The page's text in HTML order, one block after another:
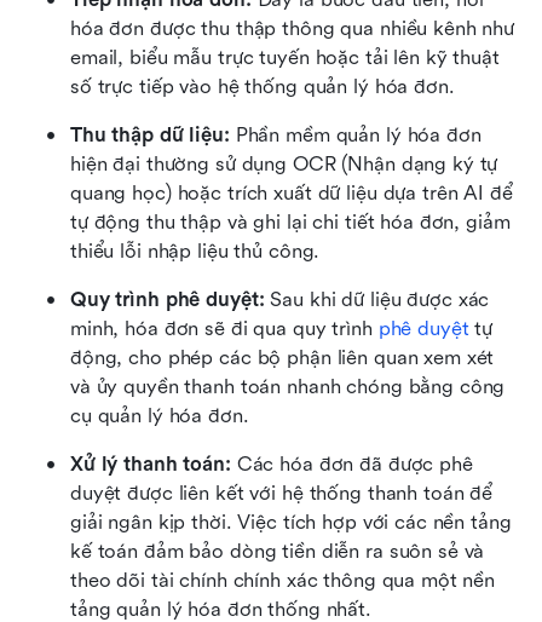
hóa đơn được thu thập thông qua nhiều kênh như
email, biểu mẫu trực tuyến hoặc tải lên kỹ thuật
số trực tiếp vào hệ thống quản lý hóa đơn.
Thu thập dữ liệu: Phần mềm quản lý hóa đơn
hiện đại thường sử dụng OCR (Nhận dạng ký tự
quang học) hoặc trích xuất dữ liệu dựa trên AI để
tự động thu thập và ghi lại chi tiết hóa đơn, giảm
thiểu lỗi nhập liệu thủ công.
Quy trình phê duyệt: Sau khi dữ liệu được xác
minh, hóa đơn sẽ đi qua quy trình phê duyệt tự
động, cho phép các bộ phận liên quan xem xét
và ủy quyền thanh toán nhanh chóng bằng công
cụ quản lý hóa đơn.
Xử lý thanh toán: Các hóa đơn đã được phê
duyệt được liên kết với hệ thống thanh toán để
giải ngân kịp thời. Việc tích hợp với các nền tảng
kế toán đảm bảo dòng tiền diễn ra suôn sẻ và
theo dõi tài chính chính xác thông qua một nền
tảng quản lý hóa đơn thống nhất.